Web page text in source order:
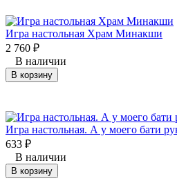
Игра настольная Храм Минакши
2 760 ₽
В наличии
В корзину
Игра настольная. А у моего бати
633 ₽
В наличии
В корзину